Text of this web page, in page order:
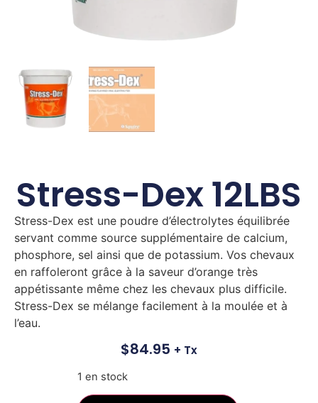
Stress-Dex 12LBS
Stress-Dex est une poudre d’électrolytes équilibrée
servant comme source supplémentaire de calcium,
phosphore, sel ainsi que de potassium. Vos chevaux
en raffoleront grâce à la saveur d’orange très
appétissante même chez les chevaux plus difficile.
Stress-Dex se mélange facilement à la moulée et à
l’eau.
$84.95 + Tx
1 en stock